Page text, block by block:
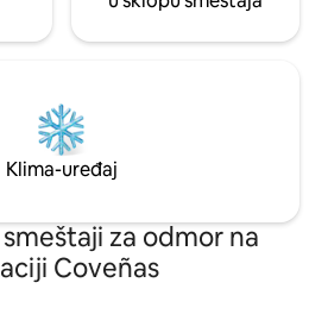
Klima-uređaj
za odmor na
Coveñas